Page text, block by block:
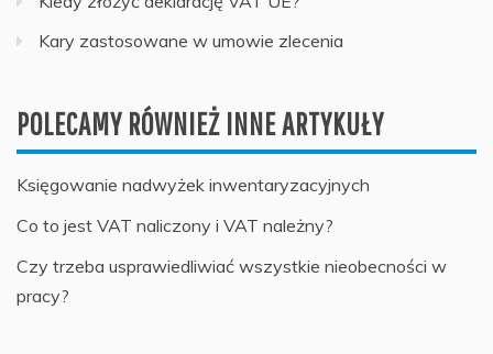
Kary zastosowane w umowie zlecenia
POLECAMY RÓWNIEŻ INNE ARTYKUŁY
Księgowanie nadwyżek inwentaryzacyjnych
Co to jest VAT naliczony i VAT należny?
Czy trzeba usprawiedliwiać wszystkie nieobecności w
pracy?